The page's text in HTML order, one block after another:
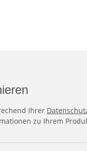
Ihrer
zu Ihrem